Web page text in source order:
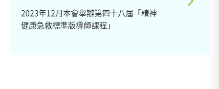
2023年12月本會舉辦第四十八屆「精神
健康急救標準版導師課程」